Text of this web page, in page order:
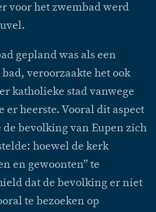
voor het zwembad werd
gepland was als een
veroorzaakte het ook
katholieke stad vanwege
er heerste. Vooral dit aspect
bevolking van Eupen zich
hoewel de kerk
en gewoonten” te
dat de bevolking er niet
te bezoeken op